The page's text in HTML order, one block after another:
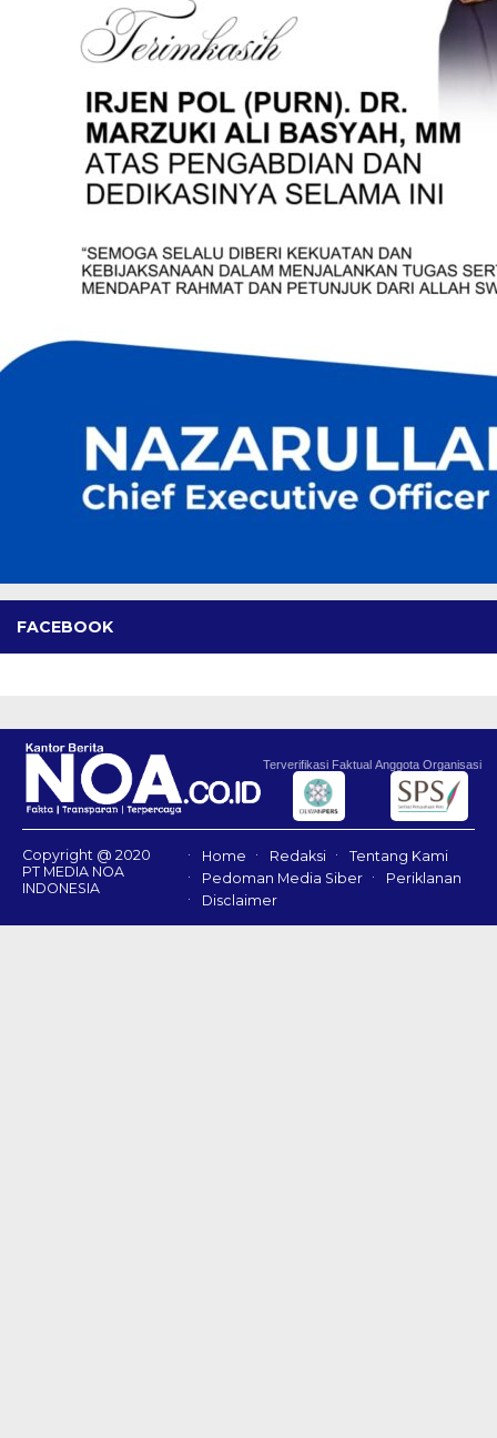
FACEBOOK
Terverifikasi Faktual Anggota Organisasi
Copyright @ 2020
PT MEDIA NOA
INDONESIA
Home Redaksi
Tentang Kami
Pedoman Media Siber
Periklanan
Disclaimer